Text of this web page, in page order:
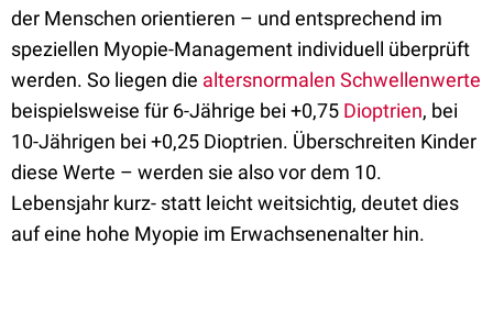
der Menschen orientieren – und entsprechend im
speziellen Myopie-Management individuell überprüft
werden. So liegen die altersnormalen Schwellenwerte
beispielsweise für 6-Jährige bei +0,75 Dioptrien, bei
10-Jährigen bei +0,25 Dioptrien. Überschreiten Kinder
diese Werte – werden sie also vor dem 10.
Lebensjahr kurz- statt leicht weitsichtig, deutet dies
auf eine hohe Myopie im Erwachsenenalter hin.